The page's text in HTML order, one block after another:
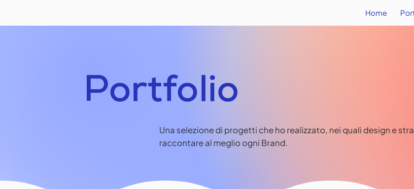
Home
Portfolio
Una selezione di progetti che ho realizzato, nei quali design e
raccontare al meglio ogni Brand.